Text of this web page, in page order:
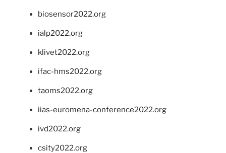
biosensor2022.org
ialp2022.org
klivet2022.org
ifac-hms2022.org
taoms2022.org
iias-euromena-conference2022.org
ivd2022.org
csity2022.org